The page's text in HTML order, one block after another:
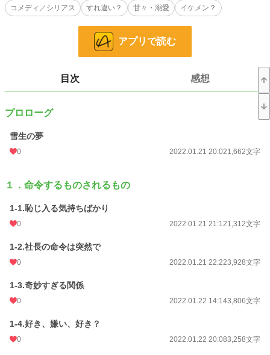
雪生には、人には言えぬ淫靡な夢を見ることがあった。それは、美土里と交わる
意識をすることはあれど仕事をこなし、スタッフたちと接する内に、マッサージ
に興味も出てきたある日――
施術を教えてもらうという名目で、美土里と一夜を共にしてしまう。
2022/01/29 完結しました！
小説
恋愛
初回公開日時
初回完結日時 2022.01.29 20:03
週間ポイント
月間ポイント 84 pt (68,929 位)
年間ポイント
コメディ／シリアス すれ違い？ 甘々・溺愛 イケメン？
アプリで読む
目次 感想
プロローグ
雪生の夢
0 2022.01.21 20:021,662文字
１．命令するものされるもの
1-1.恥じ入る気持ちばかり
0 2022.01.21 21:121,312文字
1-2.社長の命令は突然で
0 2022.01.21 22:223,928文字
1-3.奇妙すぎる関係
0 2022.01.22 14:143,806文字
1-4.好き、嫌い、好き？
0 2022.01.22 20:083,258文字